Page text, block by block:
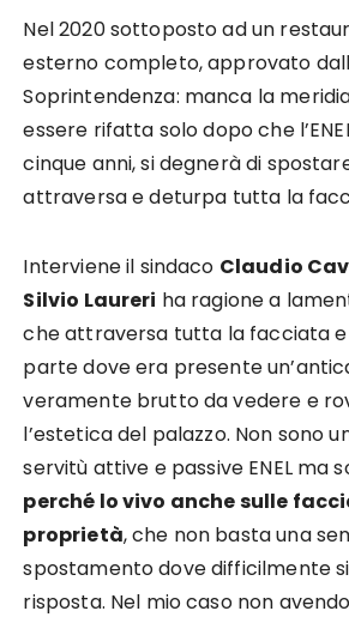
Nel 2020 sottoposto ad un
esterno completo, approvato
Soprintendenza: manca la
essere rifatta solo dopo che
cinque anni, si degnerà di
attraversa e deturpa tutta la
Interviene il sindaco Claudio
Silvio Laureri ha ragione a
che attraversa tutta la facciata
parte dove era presente
veramente brutto da vedere e
l’estetica del palazzo. Non sono
servitù attive e passive ENEL ma
perché lo vivo anche sulle
proprietà, che non basta una
spostamento dove difficilmente
risposta. Nel mio caso non